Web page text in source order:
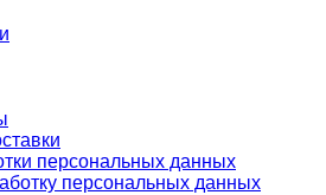
персональных данных
персональных данных